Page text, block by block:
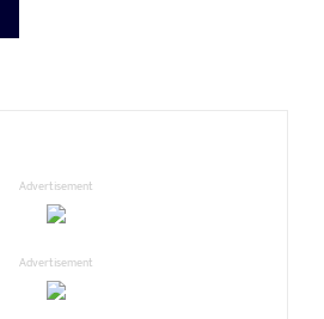
Advertisement
Advertisement